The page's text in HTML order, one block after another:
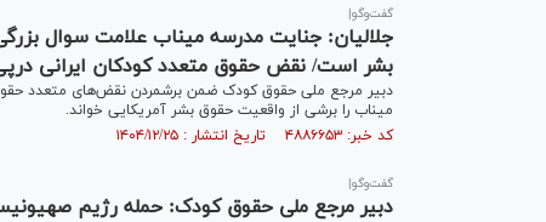
گفت‌وگو|
جلالیان: جنایت مدرسه میناب علامت سوال
بشر است/ نقض حقوق متعدد کودکان ایرانی
دبیر مرجع ملی حقوق کودک ضمن برشمردن نقض‌های متعدد
میناب را برشی از واقعیت حقوق بشر آمریکایی خواند.
کد خبر: ۴۸۸۶۶۵۳ تاریخ انتشار : ۱۴۰۴/۱۲/۲۵
گفت‌وگو|
دبیر مرجع ملی حقوق کودک: حمله رژیم